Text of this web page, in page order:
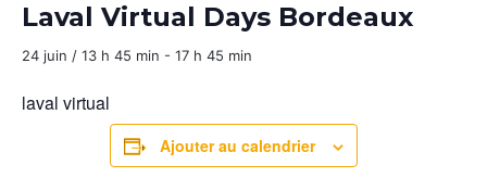
Laval Virtual Days Bordeaux
24 juin / 13 h 45 min - 17 h 45 min
laval virtual
Ajouter au calendrier